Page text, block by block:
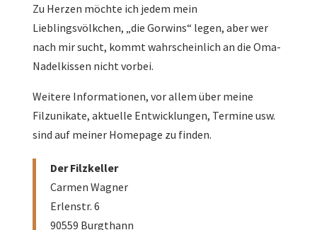
Zu Herzen möchte ich jedem mein
Lieblingsvölkchen, „die Gorwins“ legen, aber wer
nach mir sucht, kommt wahrscheinlich an die Oma-
Nadelkissen nicht vorbei.
Weitere Informationen, vor allem über meine
Filzunikate, aktuelle Entwicklungen, Termine usw.
sind auf meiner Homepage zu finden.
Der Filzkeller
Carmen Wagner
Erlenstr. 6
90559 Burgthann